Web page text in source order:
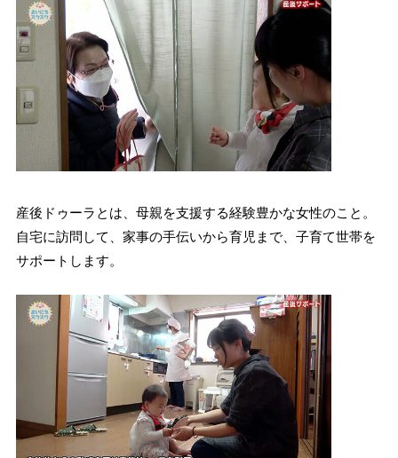
産後ドゥーラとは、母親を支援する経験豊かな女性のこと。
自宅に訪問して、家事の手伝いから育児まで、子育て世帯を
サポートします。